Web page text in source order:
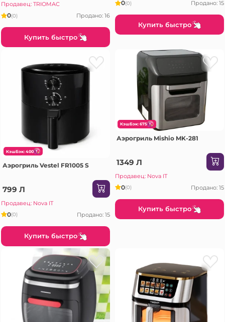
Продавец: TRIOMAC
0(0) Продано: 16
Купить быстро
0(0) Продано: 15
Купить быстро
КэшБэк: 400
Аэрогриль Vestel FR1005 S
799 Л
Продавец: Nova IT
0(0) Продано: 15
Купить быстро
КэшБэк: 675
Аэрогриль Mishio MK-281
1349 Л
Продавец: Nova IT
0(0) Продано: 15
Купить быстро